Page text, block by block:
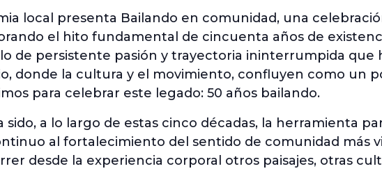
local presenta Bailando en comunidad, una
el hito fundamental de cincuenta años de
de persistente pasión y trayectoria ininterrumpida que
donde la cultura y el movimiento, confluyen como un
para celebrar este legado: 50 años bailando.
sido, a lo largo de estas cinco décadas, la herramienta
al fortalecimiento del sentido de comunidad más
desde la experiencia corporal otros paisajes, otras